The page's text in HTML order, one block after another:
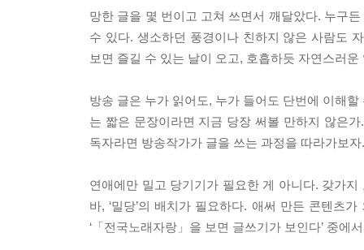
망한 글을 몇 번이고 고쳐 쓰면서 깨달았다. 누구
수 있다. 생소하던 풍경이나 친하지 않은 사람도
보면 즐길 수 있는 날이 오고, 호흡하듯 자연스러
방송 글은 누가 읽어도, 누가 들어도 단번에 이해
는 짧은 문장이라면 지금 당장 써볼 만하지 않은
독자라면 방송작가가 글을 쓰는 과정을 따라가보
연애에만 밀고 당기기가 필요한 게 아니다. 갖가
바, ‘밀당’의 배치가 필요하다. 애써 만든 콘텐츠
‘「전국노래자랑」을 보면 글쓰기가 보인다’ 중에서